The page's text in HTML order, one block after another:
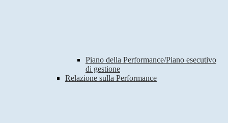
Piano della Performance/Piano esecutivo
di gestione
Relazione sulla Performance